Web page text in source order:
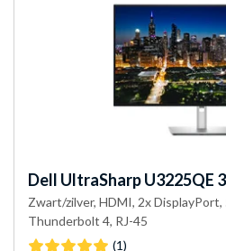
Dell UltraSharp U3225QE
Zwart/zilver, HDMI, 2x DisplayPort,
Thunderbolt 4, RJ-45
(1)